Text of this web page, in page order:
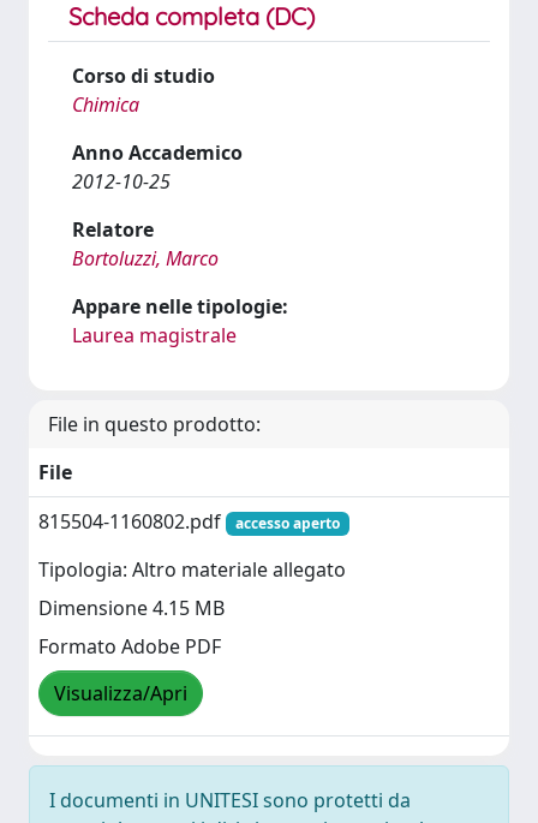
Scheda completa (DC)
Corso di studio
Chimica
Anno Accademico
2012-10-25
Relatore
Bortoluzzi, Marco
Appare nelle tipologie:
Laurea magistrale
File in questo prodotto:
File
815504-1160802.pdf
accesso aperto
Tipologia: Altro materiale allegato
Dimensione 4.15 MB
Formato Adobe PDF
Visualizza/Apri
I documenti in UNITESI sono protetti da